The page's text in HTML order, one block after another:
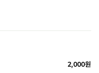
2,000원